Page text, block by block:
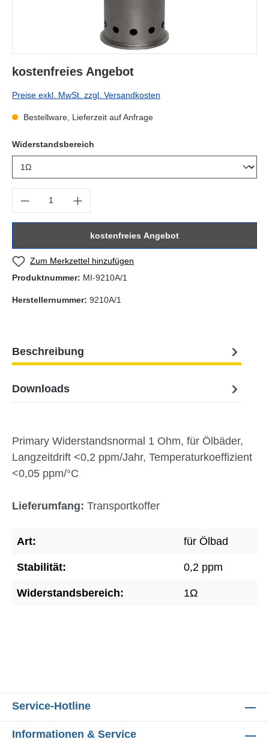
kostenfreies Angebot
Preise exkl. MwSt. zzgl. Versandkosten
Bestellware, Lieferzeit auf Anfrage
Widerstandsbereich
kostenfreies Angebot
Zum Merkzettel hinzufügen
Produktnummer: MI-9210A/1
Herstellernummer: 9210A/1
Beschreibung
Downloads
Primary Widerstandsnormal 1 Ohm, für Ölbäder,
Langzeitdrift <0,2 ppm/Jahr, Temperaturkoeffizient
<0,05 ppm/°C
Lieferumfang: Transportkoffer
Art: für Ölbad
Stabilität: 0,2 ppm
Widerstandsbereich: 1Ω
Service-Hotline
Informationen & Service